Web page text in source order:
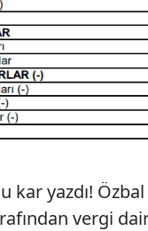
kar yazdı!
vergi